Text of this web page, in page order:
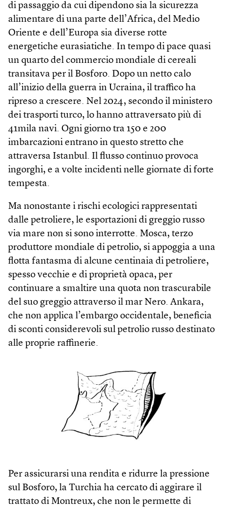
di passaggio da cui dipendono sia la sicurezza
alimentare di una parte dell’Africa, del Medio
Oriente e dell’Europa sia diverse rotte
energetiche eurasiatiche. In tempo di pace quasi
un quarto del commercio mondiale di cereali
transitava per il Bosforo. Dopo un netto calo
all’inizio della guerra in Ucraina, il traffico ha
ripreso a crescere. Nel 2024, secondo il ministero
dei trasporti turco, lo hanno attraversato più di
41mila navi. Ogni giorno tra 150 e 200
imbarcazioni entrano in questo stretto che
attraversa Istanbul. Il flusso continuo provoca
ingorghi, e a volte incidenti nelle giornate di forte
tempesta.
Ma nonostante i rischi ecologici rappresentati
dalle petroliere, le esportazioni di greggio russo
via mare non si sono interrotte. Mosca, terzo
produttore mondiale di petrolio, si appoggia a una
flotta fantasma di alcune centinaia di petroliere,
spesso vecchie e di proprietà opaca, per
continuare a smaltire una quota non trascurabile
del suo greggio attraverso il mar Nero. Ankara,
che non applica l’embargo occidentale, beneficia
di sconti considerevoli sul petrolio russo destinato
alle proprie raffinerie.
Per assicurarsi una rendita e ridurre la pressione
sul Bosforo, la Turchia ha cercato di aggirare il
trattato di Montreux, che non le permette di